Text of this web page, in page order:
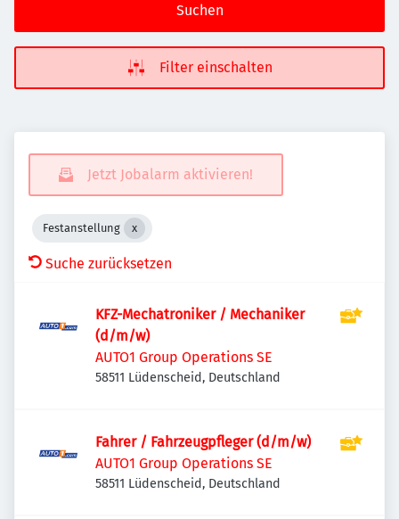
Suchen
Filter einschalten
Jetzt Jobalarm aktivieren!
Festanstellung
Suche zurücksetzen
KFZ-Mechatroniker / Mechaniker
(d/m/w)
AUTO1 Group Operations SE
58511 Lüdenscheid, Deutschland
Fahrer / Fahrzeugpfleger (d/m/w)
AUTO1 Group Operations SE
58511 Lüdenscheid, Deutschland